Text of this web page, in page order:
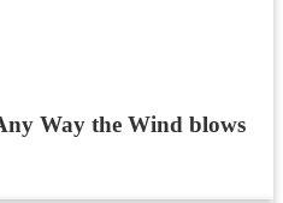
Way the Wind blows